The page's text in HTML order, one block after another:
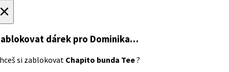
dárek pro Dominika…
si zablokovat Chapito bunda Tee?